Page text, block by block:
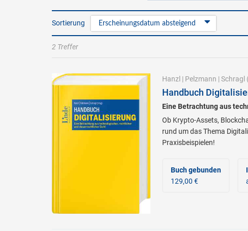
Sortierung Erscheinungsdatum absteigend
2 Treffer
Hanzl | Pelzmann | Schragl
Handbuch
Eine Betrachtung aus
Ob Krypto-Assets,
rund um das Thema
Praxisbeispielen!
Buch gebunden
129,00 €